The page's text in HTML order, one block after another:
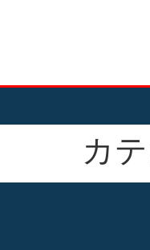
カ